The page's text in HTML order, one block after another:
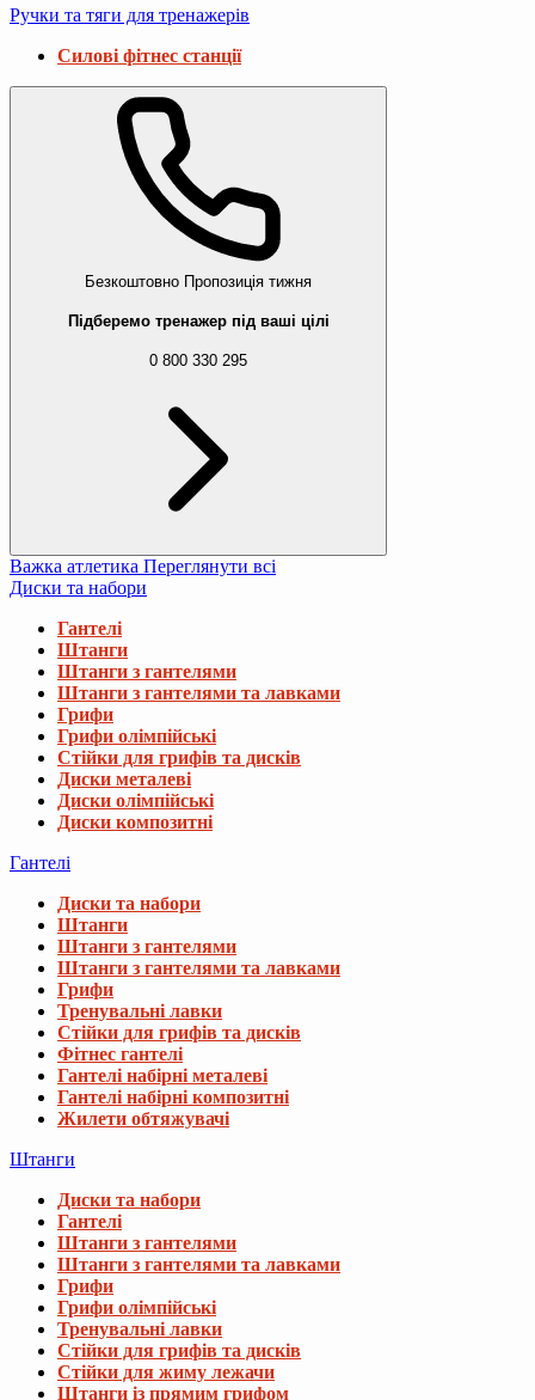
Ручки та тяги для тренажерів
Силові фітнес станції
Безкоштовно Пропозиція тижня
Підберемо тренажер під ваші цілі
0 800 330 295
Важка атлетика Переглянути всі
Диски та набори
Гантелі
Штанги
Штанги з гантелями
Штанги з гантелями та лавками
Грифи
Грифи олімпійські
Стійки для грифів та дисків
Диски металеві
Диски олімпійські
Диски композитні
Гантелі
Диски та набори
Штанги
Штанги з гантелями
Штанги з гантелями та лавками
Грифи
Тренувальні лавки
Стійки для грифів та дисків
Фітнес гантелі
Гантелі набірні металеві
Гантелі набірні композитні
Жилети обтяжувачі
Штанги
Диски та набори
Гантелі
Штанги з гантелями
Штанги з гантелями та лавками
Грифи
Грифи олімпійські
Тренувальні лавки
Стійки для грифів та дисків
Стійки для жиму лежачи
Штанги із прямим грифом